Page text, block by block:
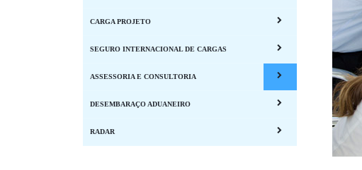
CARGA PROJETO
SEGURO INTERNACIONAL DE CARGAS
ASSESSORIA E CONSULTORIA
DESEMBARAÇO ADUANEIRO
RADAR